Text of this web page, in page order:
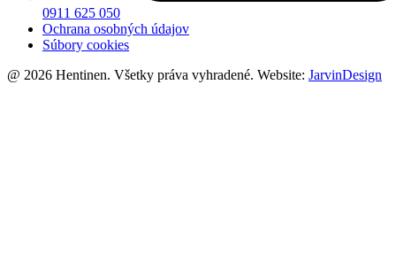
0911 625 050
Ochrana osobných údajov
Súbory cookies
@ 2026 Hentinen. Všetky práva vyhradené. Website: JarvinDesign